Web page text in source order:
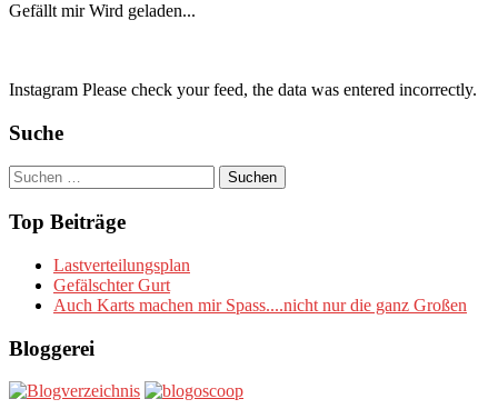
Gefällt mir Wird geladen...
Instagram Please check your feed, the data was entered incorrectly.
Suche
Suchen
nach:
Top Beiträge
Lastverteilungsplan
Gefälschter Gurt
Auch Karts machen mir Spass....nicht nur die ganz Großen
Bloggerei